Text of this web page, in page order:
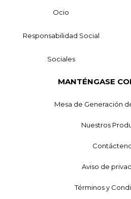
Ocio
Responsabilidad Social
Sociales
MANTÉNGASE
Mesa de Generación
Nuestros
Aviso de
Términos y